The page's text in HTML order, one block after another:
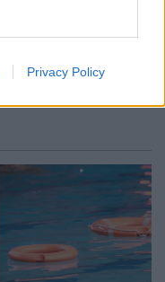
Privacy Policy